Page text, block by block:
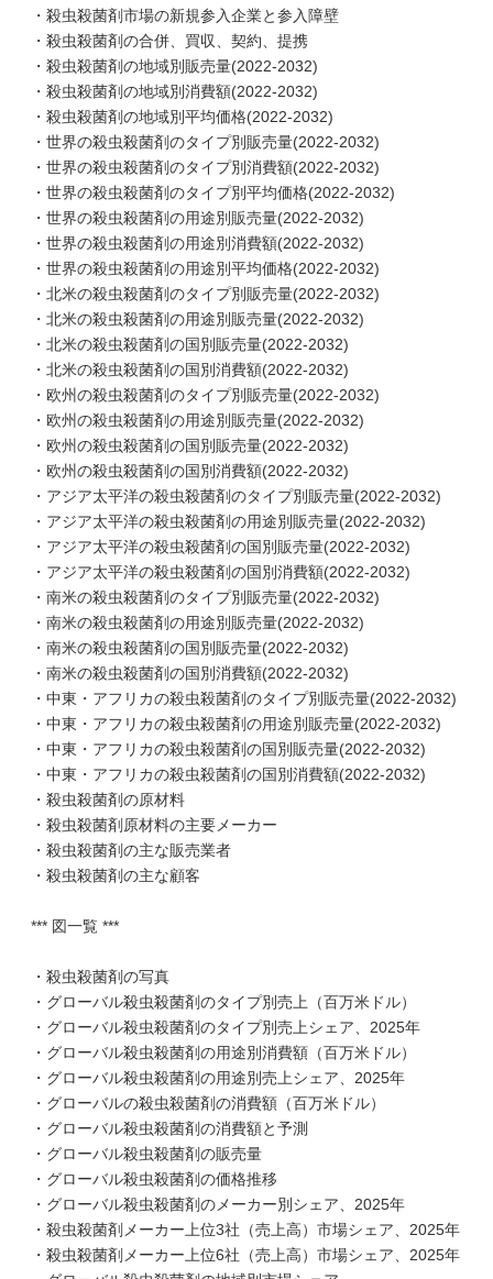
・殺虫殺菌剤市場の新規参入企業と参入障壁
・殺虫殺菌剤の合併、買収、契約、提携
・殺虫殺菌剤の地域別販売量(2022-2032)
・殺虫殺菌剤の地域別消費額(2022-2032)
・殺虫殺菌剤の地域別平均価格(2022-2032)
・世界の殺虫殺菌剤のタイプ別販売量(2022-2032)
・世界の殺虫殺菌剤のタイプ別消費額(2022-2032)
・世界の殺虫殺菌剤のタイプ別平均価格(2022-2032)
・世界の殺虫殺菌剤の用途別販売量(2022-2032)
・世界の殺虫殺菌剤の用途別消費額(2022-2032)
・世界の殺虫殺菌剤の用途別平均価格(2022-2032)
・北米の殺虫殺菌剤のタイプ別販売量(2022-2032)
・北米の殺虫殺菌剤の用途別販売量(2022-2032)
・北米の殺虫殺菌剤の国別販売量(2022-2032)
・北米の殺虫殺菌剤の国別消費額(2022-2032)
・欧州の殺虫殺菌剤のタイプ別販売量(2022-2032)
・欧州の殺虫殺菌剤の用途別販売量(2022-2032)
・欧州の殺虫殺菌剤の国別販売量(2022-2032)
・欧州の殺虫殺菌剤の国別消費額(2022-2032)
・アジア太平洋の殺虫殺菌剤のタイプ別販売量(2022-2032)
・アジア太平洋の殺虫殺菌剤の用途別販売量(2022-2032)
・アジア太平洋の殺虫殺菌剤の国別販売量(2022-2032)
・アジア太平洋の殺虫殺菌剤の国別消費額(2022-2032)
・南米の殺虫殺菌剤のタイプ別販売量(2022-2032)
・南米の殺虫殺菌剤の用途別販売量(2022-2032)
・南米の殺虫殺菌剤の国別販売量(2022-2032)
・南米の殺虫殺菌剤の国別消費額(2022-2032)
・中東・アフリカの殺虫殺菌剤のタイプ別販売量(2022-2032)
・中東・アフリカの殺虫殺菌剤の用途別販売量(2022-2032)
・中東・アフリカの殺虫殺菌剤の国別販売量(2022-2032)
・中東・アフリカの殺虫殺菌剤の国別消費額(2022-2032)
・殺虫殺菌剤の原材料
・殺虫殺菌剤原材料の主要メーカー
・殺虫殺菌剤の主な販売業者
・殺虫殺菌剤の主な顧客
*** 図一覧 ***
・殺虫殺菌剤の写真
・グローバル殺虫殺菌剤のタイプ別売上（百万米ドル）
・グローバル殺虫殺菌剤のタイプ別売上シェア、2025年
・グローバル殺虫殺菌剤の用途別消費額（百万米ドル）
・グローバル殺虫殺菌剤の用途別売上シェア、2025年
・グローバルの殺虫殺菌剤の消費額（百万米ドル）
・グローバル殺虫殺菌剤の消費額と予測
・グローバル殺虫殺菌剤の販売量
・グローバル殺虫殺菌剤の価格推移
・グローバル殺虫殺菌剤のメーカー別シェア、2025年
・殺虫殺菌剤メーカー上位3社（売上高）市場シェア、2025年
・殺虫殺菌剤メーカー上位6社（売上高）市場シェア、2025年